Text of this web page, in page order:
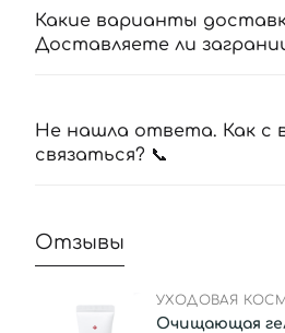
Какие варианты
Доставляете ли
Не нашла ответа. Как с
связаться? 📞
Отзывы
УХОДОВАЯ
Очищающая